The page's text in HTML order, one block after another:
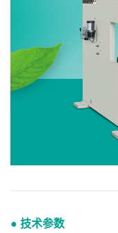
● 技术参数